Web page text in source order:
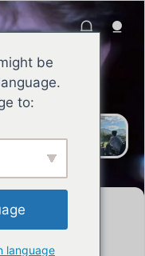
se esfuerza
una
y optimista.
be
to:
language